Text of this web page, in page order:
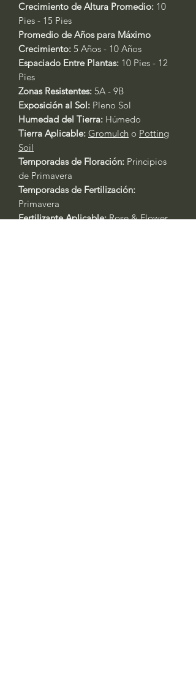
Crecimiento de Altura Promedio: 10
Pies - 15 Pies
Promedio de Años para Máximo
Crecimiento: 5 Años - 10 Años
Espaciado Entre Plantas: 10 Pies - 12
Pies
Zonas Resistentes: 5A - 9B
Exposición al Sol: Pleno Sol
Humedad del Tierra: Húmedo
Tierra Aplicable: Gromulch o Potting
Soil
Temporadas de Floración: Principios
de Primavera
Temporadas de Fertilización:
Primavera
Fertilizante Aplicable:Rose & Flower